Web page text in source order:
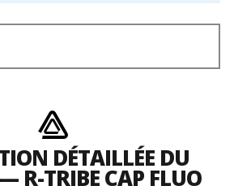
DÉTAILLÉE DU
R-TRIBE CAP FLUO